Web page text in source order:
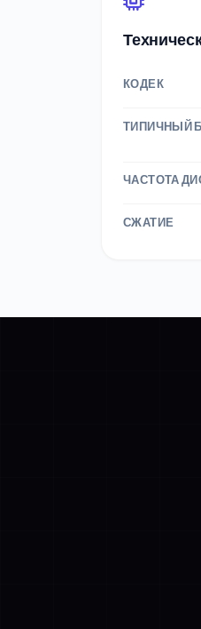
КОДЕК
ТИПИЧНЫЙ
ЧАСТОТА
СЖАТИЕ